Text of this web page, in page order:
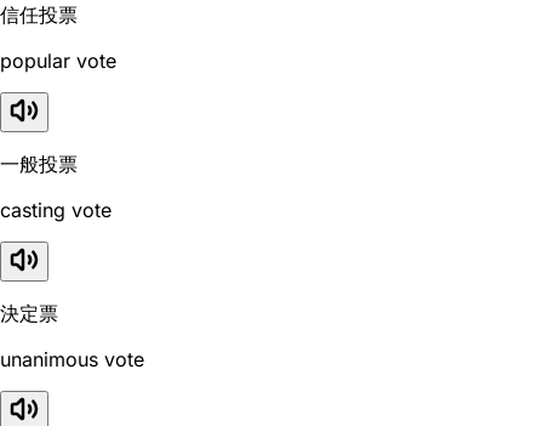
信任投票
popular vote
一般投票
casting vote
決定票
unanimous vote